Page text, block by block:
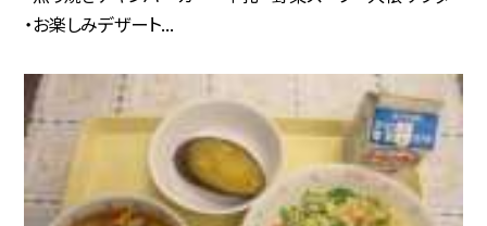
・お楽しみデザート...